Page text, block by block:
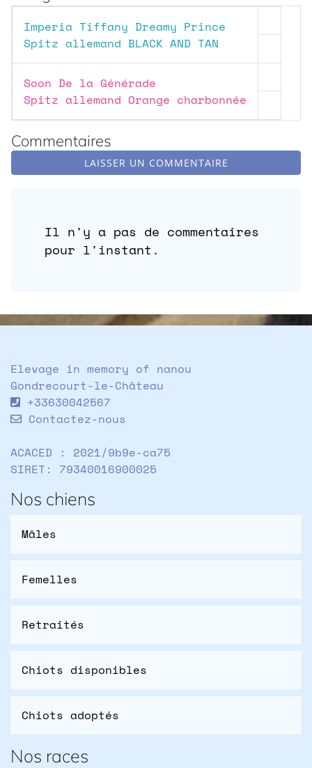
Imperia Tiffany Dreamy Prince
Spitz allemand BLACK AND TAN
Soon De la Générade
Spitz allemand Orange charbonnée
Commentaires
LAISSER UN COMMENTAIRE
Il n'y a pas de commentaires
pour l'instant.
Elevage in memory of nanou
Gondrecourt-le-Château
+33630042567
Contactez-nous
ACACED : 2021/9b9e-ca75
SIRET: 79340016900025
Nos chiens
Mâles
Femelles
Retraités
Chiots disponibles
Chiots adoptés
Nos races